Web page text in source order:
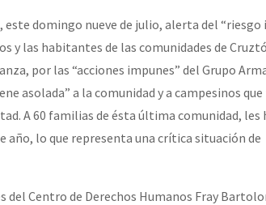
este domingo nueve de julio, alerta del
y las habitantes de las comunidades de
por las “acciones impunes” del Grupo
asolada” a la comunidad y a campesinos
A 60 familias de ésta última comunidad, les
año, lo que representa una crítica situación de
del Centro de Derechos Humanos Fray